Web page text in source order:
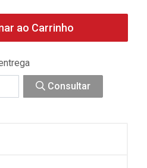
ao Carrinho
Consultar